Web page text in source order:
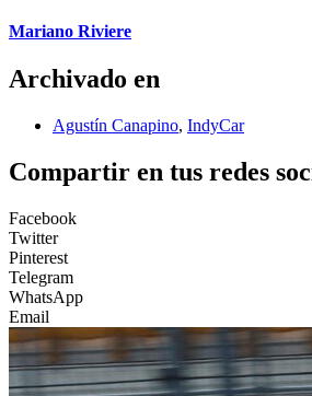
Mariano Riviere
Archivado en
Agustín Canapino, IndyCar
Compartir en tus redes
Facebook
Twitter
Pinterest
Telegram
WhatsApp
Email